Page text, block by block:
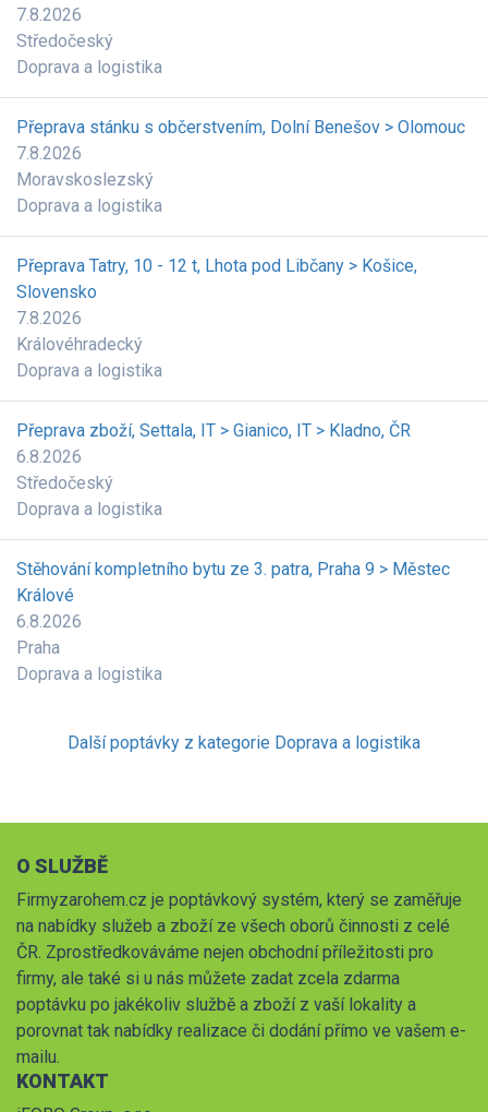
7.8.2026
Středočeský
Doprava a logistika
Přeprava stánku s občerstvením, Dolní Benešov > Olomouc
7.8.2026
Moravskoslezský
Doprava a logistika
Přeprava Tatry, 10 - 12 t, Lhota pod Libčany > Košice,
Slovensko
7.8.2026
Královéhradecký
Doprava a logistika
Přeprava zboží, Settala, IT > Gianico, IT > Kladno, ČR
6.8.2026
Středočeský
Doprava a logistika
Stěhování kompletního bytu ze 3. patra, Praha 9 > Městec
Králové
6.8.2026
Praha
Doprava a logistika
Další poptávky z kategorie Doprava a logistika
O SLUŽBĚ
Firmyzarohem.cz je poptávkový systém, který se zaměřuje
na nabídky služeb a zboží ze všech oborů činnosti z celé
ČR. Zprostředkováváme nejen obchodní příležitosti pro
firmy, ale také si u nás můžete zadat zcela zdarma
poptávku po jakékoliv službě a zboží z vaší lokality a
porovnat tak nabídky realizace či dodání přímo ve vašem e-
mailu.
KONTAKT